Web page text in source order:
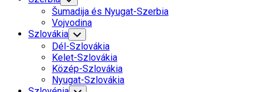
Child
Menu
Šumadija és Nyugat-Szerbia
Vojvodina
Szlovákia Toggle
Child
Menu
Dél-Szlovákia
Kelet-Szlovákia
Közép-Szlovákia
Nyugat-Szlovákia